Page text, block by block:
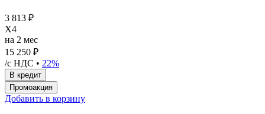
3 813 ₽
X4
на 2 мес
15 250 ₽
/с НДС • 22%
Добавить в корзину